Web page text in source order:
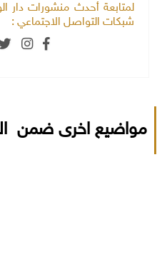
لمتابعة أحدث منشورات دار
شبكات التواصل الاجتماعي :
مواضيع اخرى ضمن